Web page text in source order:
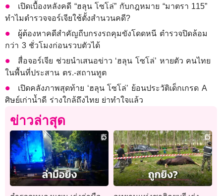
เปิดเบื้องหลังคดี “ฮลุน โซโล่” กับกฎหมาย “มาตรา 115”
ทำไมตำรวจจอร์เจียใช้ตั้งสำนวนคดี?
ผู้ต้องหาคดีสำคัญถีบกรงรถคุมขังโดดหนี ตำรวจปิดล้อม
กว่า 3 ชั่วโมงก่อนรวบตัวได้
สื่อจอร์เจีย ช่วยนำเสนอข่าว ‘ฮลุน โซโล่’ หายตัว คนไทย
ในพื้นที่ประสาน ตร.-สถานทูต
เปิดคลังภาพสุดท้าย ‘ฮลุน โซโล่’ ย้อนประวัติเด็กเกรด A
ศิษย์เก่าน้ำดี ร่างใกล้ถึงไทย ย่าทำใจแล้ว
ข่าวล่าสุด